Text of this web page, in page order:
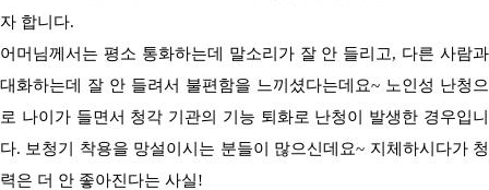
자 합니다.
어머님께서는 평소 통화하는데 말소리가 잘 안 들리고, 다른 사람과
대화하는데 잘 안 들려서 불편함을 느끼셨다는데요~ 노인성 난청으
로 나이가 들면서 청각 기관의 기능 퇴화로 난청이 발생한 경우입니
다. 보청기 착용을 망설이시는 분들이 많으신데요~ 지체하시다가 청
력은 더 안 좋아진다는 사실!